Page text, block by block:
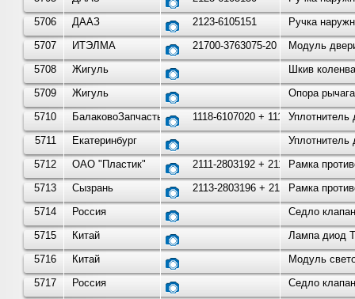
5706
ДААЗ 2123-6105151
Ручка
5707
ИТЭЛМА 21700-3763075-20
Модуль
5708
Жигуль
Шкив
5709
Жигуль
Опора
5710
БалаковоЗапчасть 1118-6107020 + 1118-61070Уплотнитель
5711
Екатеринбург
Уплотнитель
5712
ОАО "Пластик" 2111-2803192 + 2111-28031
Рамка
5713
Сызрань 2113-2803196 + 2113-28031
Рамка
5714
Россия
Седло
5715
Китай
Лампа диод
5716
Китай
Модуль
5717
Россия
Седло